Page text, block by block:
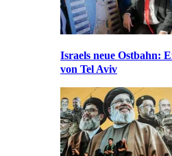
Israels neue Ostbahn:
von Tel Aviv